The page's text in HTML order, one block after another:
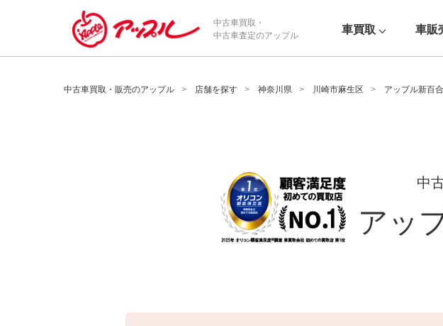
/*ABテスト_新規査定フォームの為のCVボタン*/
中古車買取・
中古車査定のアップル
車買取 車販
中古車買取・販売のアップル 店舗を探す 神奈川県 川崎市麻生区 アップル新百
中
アッ